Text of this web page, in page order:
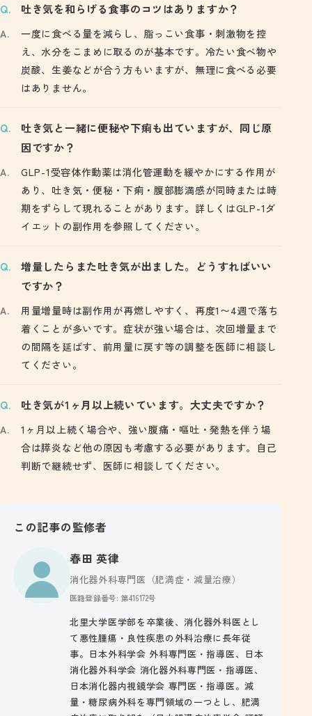
吐き気を和らげる食事のコツはありますか？
一度に食べる量を減らし、脂っこい食事・刺激物を控
え、水分をこまめに取るのが基本です。冷たい食べ物や
炭酸、生姜などが合う方もいますが、無理に食べる必要
はありません。
吐き気と一緒に便秘や下痢も出ていますが、同じ原
因ですか？
GLP-1受容体作動薬は消化管運動を緩やかにする作用が
あり、吐き気・便秘・下痢・腹部膨満感が同時または時
期をずらして現れることがあります。詳しくはGLP-1ダ
イエットの副作用を参照してください。
増量したらまた吐き気が出ました。どうすればいい
ですか？
用量増量時は副作用が再燃しやすく、再度1〜4週で落ち
着くことが多いです。症状が強い場合は、次回増量まで
の間隔を延ばす、前用量に戻す等の調整を医師に相談し
てください。
吐き気が1ヶ月以上続いています。大丈夫ですか？
1ヶ月以上続く場合や、強い腹痛・嘔吐・発熱を伴う場
合は膵炎など他の原因も考慮する必要があります。自己
判断で継続せず、医師に相談してください。
この記事の監修者
春田 英律
消化器外科専門医（肥満症・減量治療）
医籍登録番号: 第416172号
北里大学医学部を卒業後、消化器外科医とし
て悪性腫瘍・良性疾患の外科治療に長年従
事。日本外科学会 外科専門医・指導医、日本
消化器外科学会 消化器外科専門医・指導医、
日本消化器内視鏡学会 専門医・指導医。減
量・糖尿病外科を専門領域の一つとし、肥満